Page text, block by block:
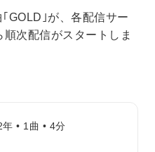
GOLD｣が、各配信サー
次配信がスタートしま
• 1曲 • 4分